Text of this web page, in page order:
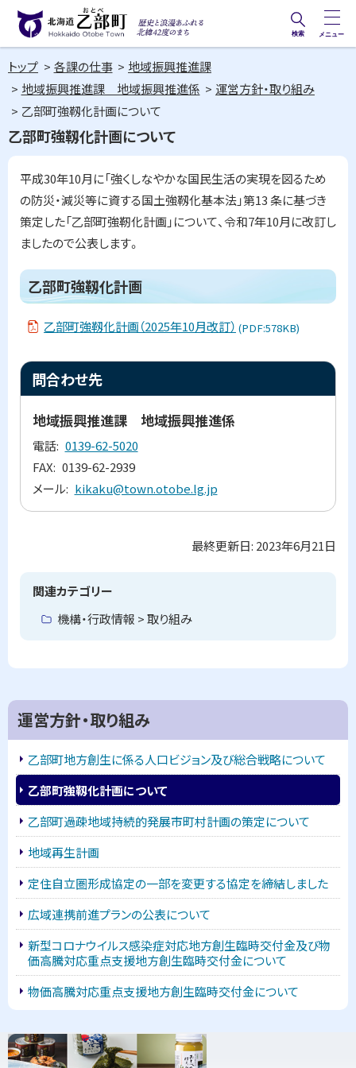
へ
メ
ー
へ
北海道乙部町
Hokkaido Otobe Town
歴史と
浪漫あ
ふれる
北緯42
度のま
ち
検索 メニュー
トップ 各課の仕事
地域振興推進課
地域振興推進課 地域振興推進係
運営方針・取り組み
乙部町強靱化計画について
乙部町強靱化計画について
平成30年10月に「強くしなやかな国民生活の実現を図るため
の防災・減災等に資する国土強靱化基本法」第13 条に基づき
策定した「乙部町強靭化計画」について、令和7年10月に改訂し
ましたので公表します。
ペ
ー
ジ
目
乙
部
町
靱
計
画
問
合
乙部町強靱化計画
乙部町強靱化計画（2025年10月改訂） (PDF:578KB)
ト
ッ
問合わせ先
地域振興推進課 地域振興推進係
電話 0139-62-5020
FAX 0139-62-2939
メール
kikaku@town.otobe.lg.jp
最終更新日: 2023年6月21日
関連カテゴリー
機構・行政情報 > 取り組み
サ
イ
ド
・
メ
ニ
ュ
ー
運営方針・取り組み
乙部町地方創生に係る人口ビジョン及び総合戦略について
乙部町強靱化計画について
乙部町過疎地域持続的発展市町村計画の策定について
地域再生計画
定住自立圏形成協定の一部を変更する協定を締結しました
広域連携前進プランの公表について
新型コロナウイルス感染症対応地方創生臨時交付金及び物
価高騰対応重点支援地方創生臨時交付金について
物価高騰対応重点支援地方創生臨時交付金について
ピ
ッ